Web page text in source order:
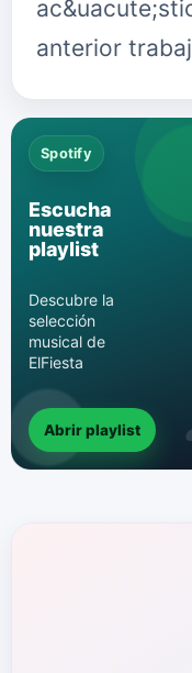
anterior
Spotify
Escucha
nuestra
playlist
Descubre la
selección
musical de
ElFiesta
Abrir playlist